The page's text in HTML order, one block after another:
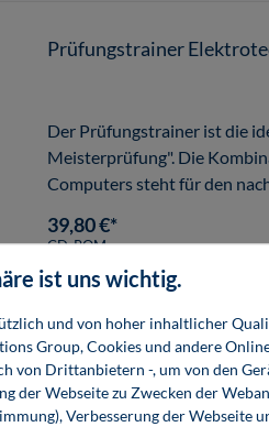
Prüfungstrainer
Der Prüfungstrainer ist die
Meisterprüfung". Die
Computers steht für den
39,80 €*
CD-ROM
Telekommunikation
ist uns wichtig.
und von hoher inhaltlicher
Group, Cookies und andere
von Drittanbietern -, um von den
der Webseite zu Zwecken der
Verbesserung der Webseite